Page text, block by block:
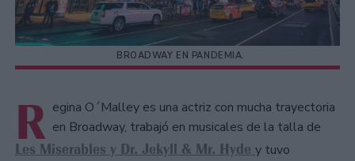
BROADWAY EN PANDEMIA.
R egina O´Malley es una actriz con mucha trayectoria
en Broadway, trabajó en musicales de la talla de
Les Miserables y Dr. Jekyll & Mr. Hyde y tuvo